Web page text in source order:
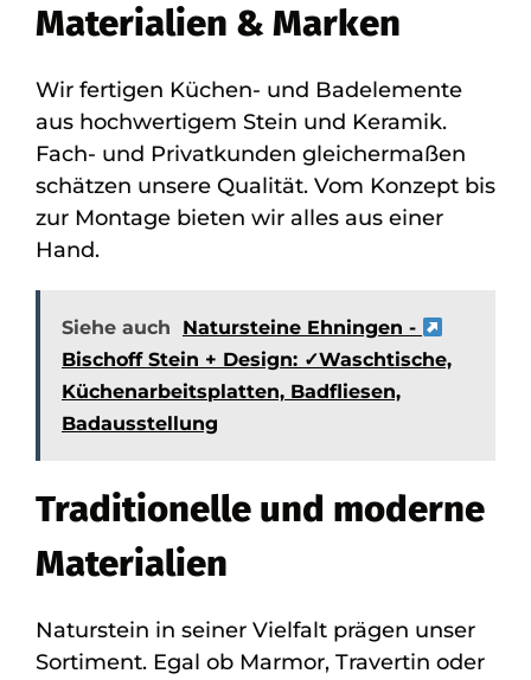
Materialien & Marken
Wir fertigen Küchen- und Badelemente
aus hochwertigem Stein und Keramik.
Fach- und Privatkunden gleichermaßen
schätzen unsere Qualität. Vom Konzept bis
zur Montage bieten wir alles aus einer
Hand.
Siehe auch
Natursteine Ehningen -
Bischoff Stein + Design: ✓Waschtische,
Küchenarbeitsplatten, Badfliesen,
Badausstellung
Traditionelle und moderne
Materialien
Naturstein in seiner Vielfalt prägen unser
Sortiment. Egal ob Marmor, Travertin oder